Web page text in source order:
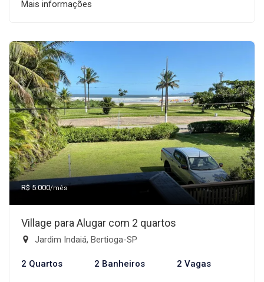
Mais informações
R$ 5.000/mês
Village para Alugar com 2 quartos
Jardim Indaiá, Bertioga-SP
2 Quartos 2 Banheiros 2 Vagas